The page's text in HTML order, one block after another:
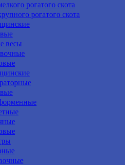
рогатого скота
рогатого скота
весы